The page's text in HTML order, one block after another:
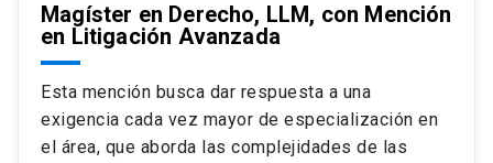
Magíster en Derecho, LLM, con Mención
en Litigación Avanzada
Esta mención busca dar respuesta a una
exigencia cada vez mayor de especialización en
el área, que aborda las complejidades de las